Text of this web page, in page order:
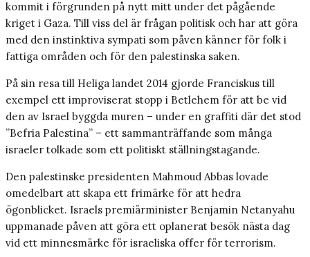
kommit i förgrunden på nytt mitt under det pågående
kriget i Gaza. Till viss del är frågan politisk och har att göra
med den instinktiva sympati som påven känner för folk i
fattiga områden och för den palestinska saken.
På sin resa till Heliga landet 2014 gjorde Franciskus till
exempel ett improviserat stopp i Betlehem för att be vid
den av Israel byggda muren – under en graffiti där det stod
”Befria Palestina” – ett sammanträffande som många
israeler tolkade som ett politiskt ställningstagande.
Den palestinske presidenten Mahmoud Abbas lovade
omedelbart att skapa ett frimärke för att hedra
ögonblicket. Israels premiärminister Benjamin Netanyahu
uppmanade påven att göra ett oplanerat besök nästa dag
vid ett minnesmärke för israeliska offer för terrorism.